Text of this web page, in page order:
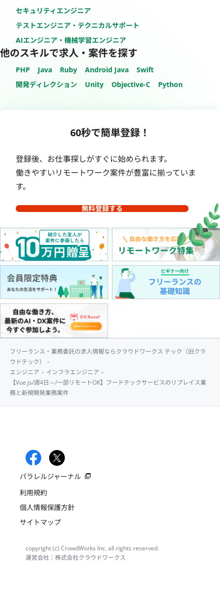
セキュリティエンジニア
テストエンジニア・テクニカルサポート
AIエンジニア・機械学習エンジニア
他のスキルで求人・案件を探す
PHP Java Ruby Android Java
Swift
開発ディレクション
Unity Objective-C Python
60秒で簡単登録！
登録後、お仕事探しがすぐに始められます。
働きやすいリモートワーク案件が豊富に揃っていま
す。
無料登録する
フリーランス・業務委託の求人情報ならクラウドワークス テック（旧クラ
ウドテック）
エンジニア
インフラエンジニア
【Vue.js/週4日～/一部リモートOK】フードテックサービスのリプレイス業
務と新規開発業務案件
パラレルジャーナル
利用規約
個人情報保護方針
サイトマップ
copyright (c) CrowdWorks Inc. all rights reserved.
運営会社：株式会社クラウドワークス